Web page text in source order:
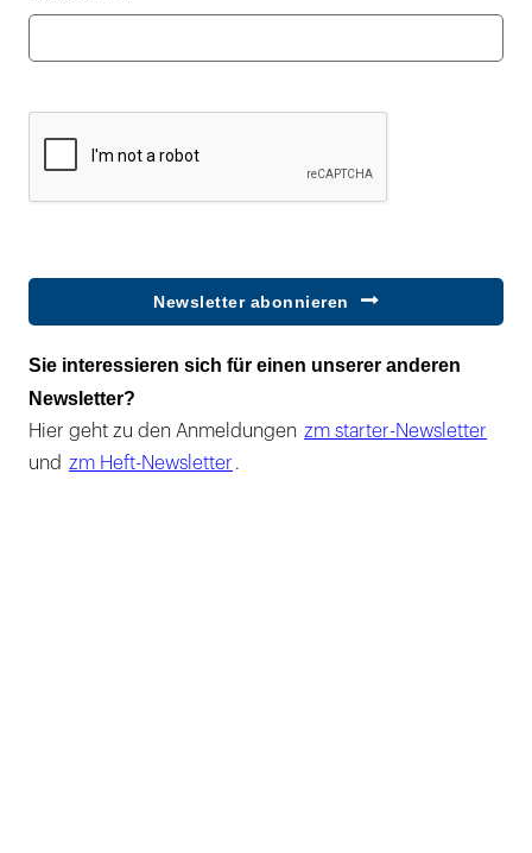
Newsletter abonnieren
Sie interessieren sich für einen unserer anderen
Newsletter?
Hier geht zu den Anmeldungen zm starter-Newsletter
und zm Heft-Newsletter .